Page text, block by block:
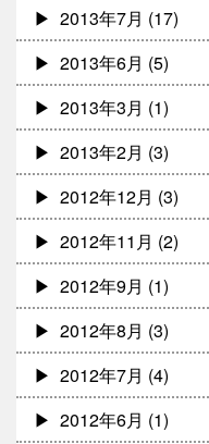
2013年7月 (17)
2013年6月 (5)
2013年3月 (1)
2013年2月 (3)
2012年12月 (3)
2012年11月 (2)
2012年9月 (1)
2012年8月 (3)
2012年7月 (4)
2012年6月 (1)